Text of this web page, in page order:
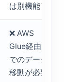
は別機能）
❌ AWS
Glue経由
でのデータ
移動が必要